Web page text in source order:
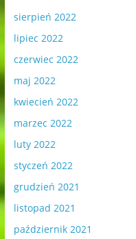
sierpień 2022
lipiec 2022
czerwiec 2022
maj 2022
kwiecień 2022
marzec 2022
luty 2022
styczeń 2022
grudzień 2021
listopad 2021
październik 2021